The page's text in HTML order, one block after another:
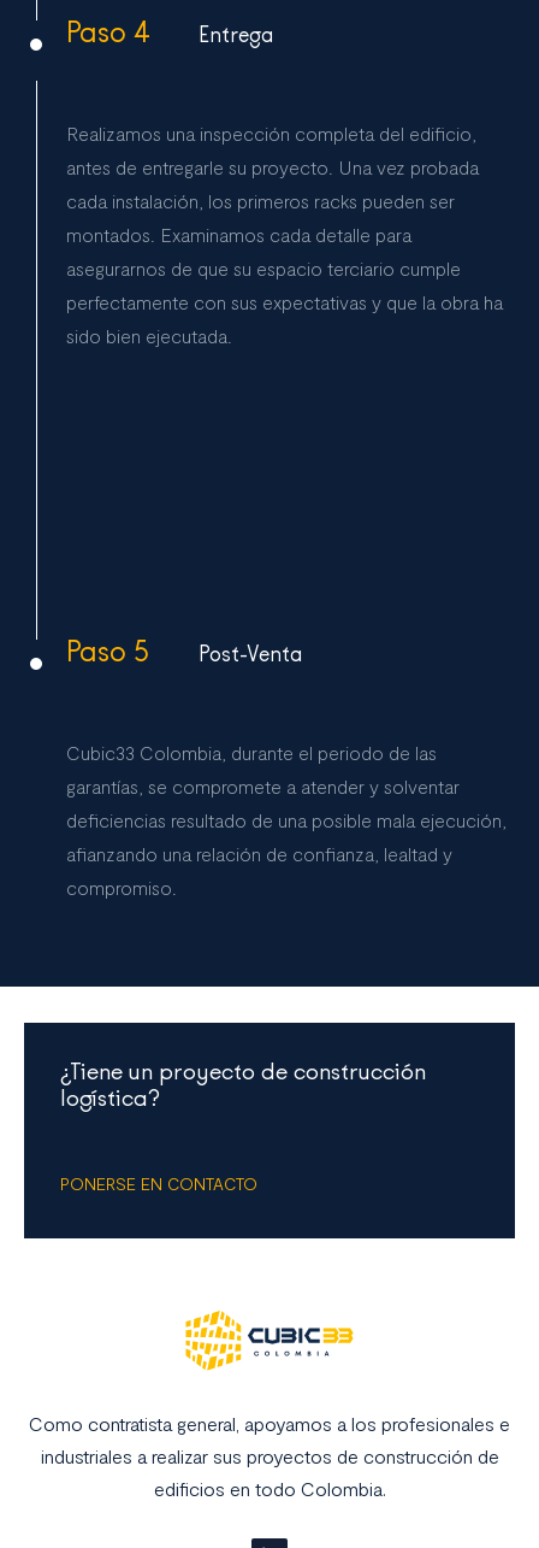
Paso 4 Entrega
Realizamos una inspección completa del edificio,
antes de entregarle su proyecto. Una vez probada
cada instalación, los primeros racks pueden ser
montados. Examinamos cada detalle para
asegurarnos de que su espacio terciario cumple
perfectamente con sus expectativas y que la obra ha
sido bien ejecutada.
Paso 5 Post-Venta
Cubic33 Colombia, durante el periodo de las
garantías, se compromete a atender y solventar
deficiencias resultado de una posible mala ejecución,
afianzando una relación de confianza, lealtad y
compromiso.
¿Tiene un proyecto de construcción
logística?
PONERSE EN CONTACTO
Como contratista general, apoyamos a los profesionales e
industriales a realizar sus proyectos de construcción de
edificios en todo Colombia.